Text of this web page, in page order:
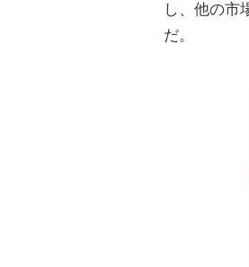
し、他の市
だ。